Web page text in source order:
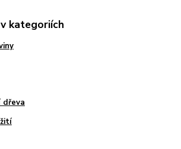
kategoriích
dřeva